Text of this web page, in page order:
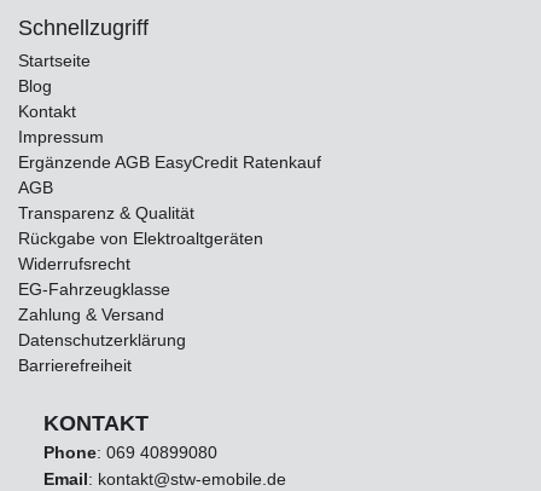
Schnellzugriff
Startseite
Blog
Kontakt
Impressum
Ergänzende AGB EasyCredit Ratenkauf
AGB
Transparenz & Qualität
Rückgabe von Elektroaltgeräten
Widerrufsrecht
EG-Fahrzeugklasse
Zahlung & Versand
Datenschutzerklärung
Barrierefreiheit
KONTAKT
Phone: 069 40899080
Email: kontakt@stw-emobile.de